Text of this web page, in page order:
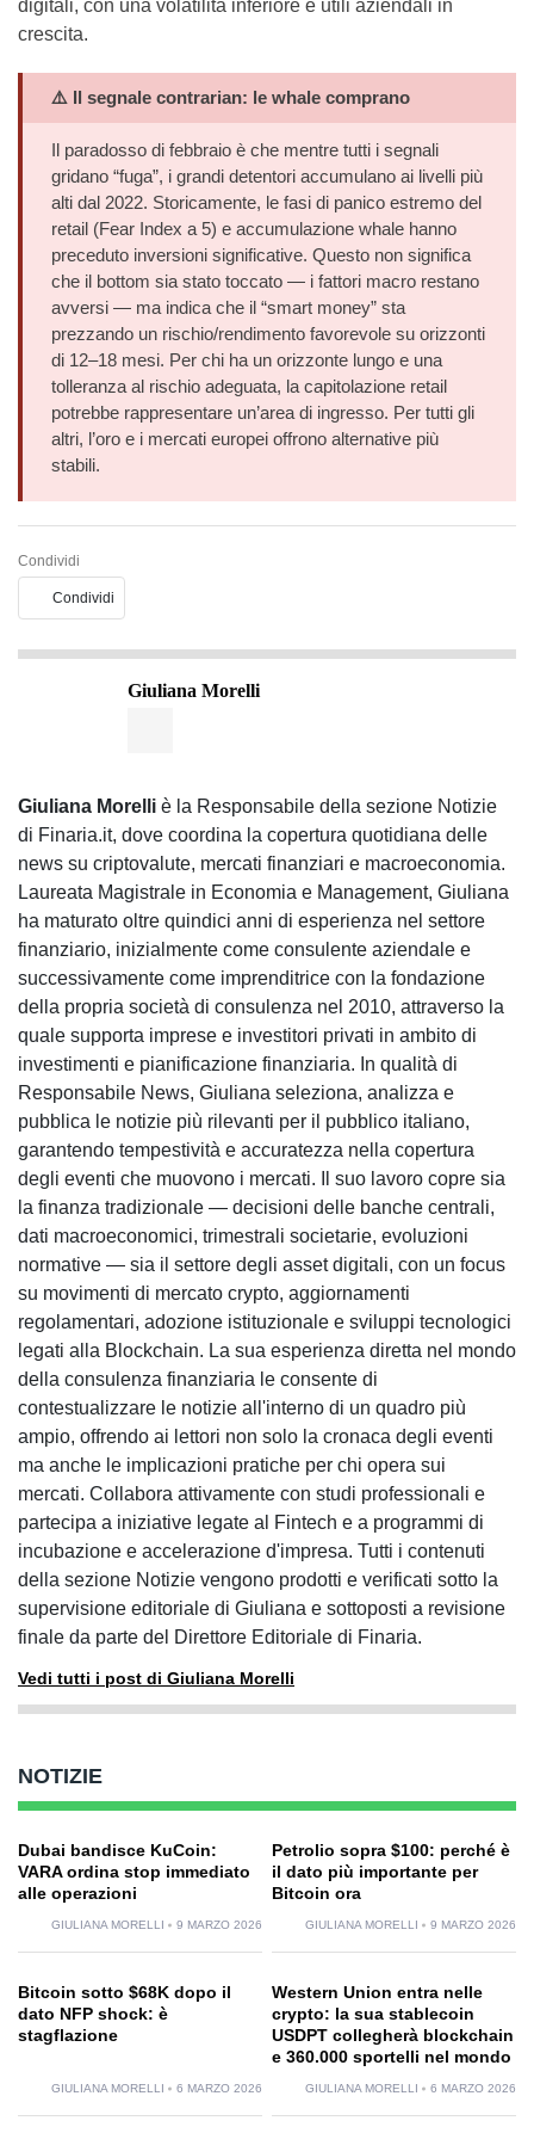
digitali, con una volatilità inferiore e utili aziendali in
crescita.
⚠️ Il segnale contrarian: le whale comprano
Il paradosso di febbraio è che mentre tutti i segnali
gridano “fuga”, i grandi detentori accumulano ai livelli più
alti dal 2022. Storicamente, le fasi di panico estremo del
retail (Fear Index a 5) e accumulazione whale hanno
preceduto inversioni significative. Questo non significa
che il bottom sia stato toccato — i fattori macro restano
avversi — ma indica che il “smart money” sta
prezzando un rischio/rendimento favorevole su orizzonti
di 12–18 mesi. Per chi ha un orizzonte lungo e una
tolleranza al rischio adeguata, la capitolazione retail
potrebbe rappresentare un’area di ingresso. Per tutti gli
altri, l’oro e i mercati europei offrono alternative più
stabili.
Condividi
Condividi
Giuliana Morelli
Giuliana Morelli è la Responsabile della sezione Notizie
di Finaria.it, dove coordina la copertura quotidiana delle
news su criptovalute, mercati finanziari e macroeconomia.
Laureata Magistrale in Economia e Management, Giuliana
ha maturato oltre quindici anni di esperienza nel settore
finanziario, inizialmente come consulente aziendale e
successivamente come imprenditrice con la fondazione
della propria società di consulenza nel 2010, attraverso la
quale supporta imprese e investitori privati in ambito di
investimenti e pianificazione finanziaria. In qualità di
Responsabile News, Giuliana seleziona, analizza e
pubblica le notizie più rilevanti per il pubblico italiano,
garantendo tempestività e accuratezza nella copertura
degli eventi che muovono i mercati. Il suo lavoro copre sia
la finanza tradizionale — decisioni delle banche centrali,
dati macroeconomici, trimestrali societarie, evoluzioni
normative — sia il settore degli asset digitali, con un focus
su movimenti di mercato crypto, aggiornamenti
regolamentari, adozione istituzionale e sviluppi tecnologici
legati alla Blockchain. La sua esperienza diretta nel mondo
della consulenza finanziaria le consente di
contestualizzare le notizie all'interno di un quadro più
ampio, offrendo ai lettori non solo la cronaca degli eventi
ma anche le implicazioni pratiche per chi opera sui
mercati. Collabora attivamente con studi professionali e
partecipa a iniziative legate al Fintech e a programmi di
incubazione e accelerazione d'impresa. Tutti i contenuti
della sezione Notizie vengono prodotti e verificati sotto la
supervisione editoriale di Giuliana e sottoposti a revisione
finale da parte del Direttore Editoriale di Finaria.
Vedi tutti i post di Giuliana Morelli
NOTIZIE
Dubai bandisce KuCoin:
VARA ordina stop immediato
alle operazioni
GIULIANA MORELLI 9 MARZO 2026
Petrolio sopra $100: perché è
il dato più importante per
Bitcoin ora
GIULIANA MORELLI 9 MARZO 2026
Bitcoin sotto $68K dopo il
dato NFP shock: è
stagflazione
GIULIANA MORELLI 6 MARZO 2026
Western Union entra nelle
crypto: la sua stablecoin
USDPT collegherà blockchain
e 360.000 sportelli nel mondo
GIULIANA MORELLI 6 MARZO 2026